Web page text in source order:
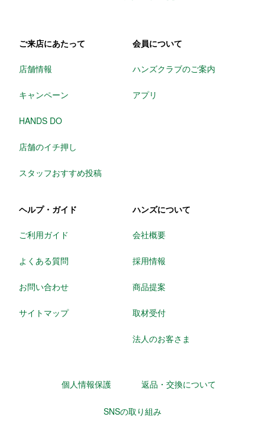
ご来店にあたって
店舗情報
キャンペーン
HANDS DO
店舗のイチ押し
スタッフおすすめ投稿
会員について
ハンズクラブのご案内
アプリ
ヘルプ・ガイド
ご利用ガイド
よくある質問
お問い合わせ
サイトマップ
ハンズについて
会社概要
採用情報
商品提案
取材受付
法人のお客さま
個人情報保護 返品・交換について
SNSの取り組み